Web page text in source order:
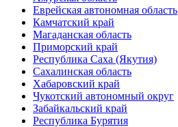
Еврейская автономная область
Камчатский край
Магаданская область
Приморский край
Республика Саха (Якутия)
Сахалинская область
Хабаровский край
Чукотский автономный округ
Забайкальский край
Республика Бурятия